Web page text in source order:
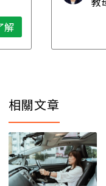
解
相關文章